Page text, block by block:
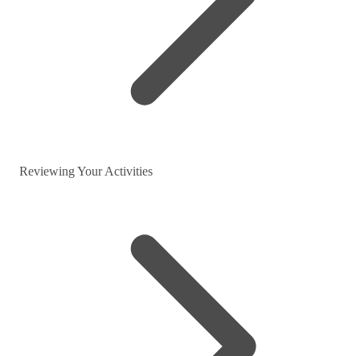
Reviewing Your Activities